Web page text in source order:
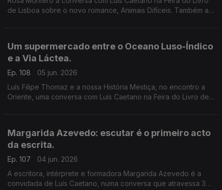
de Lisboa sobre o novo romance, Animais Difíceis. Também a
Um supermercado entre o Oceano Luso-Índico
e a Via Láctea.
Ep. 108
05 jun. 2026
Luís Filipe Thomaz e a nossa História Mestiça, no encontro a
Oriente, uma conversa com Luís Caetano na Feira do Livro de
Margarida Azevedo: escutar é o primeiro acto
da escrita.
Ep. 107
04 jun. 2026
A escritora, intérprete e formadora Margarida Azevedo é a
convidada de Luís Caetano, numa conversa que atravessa 3